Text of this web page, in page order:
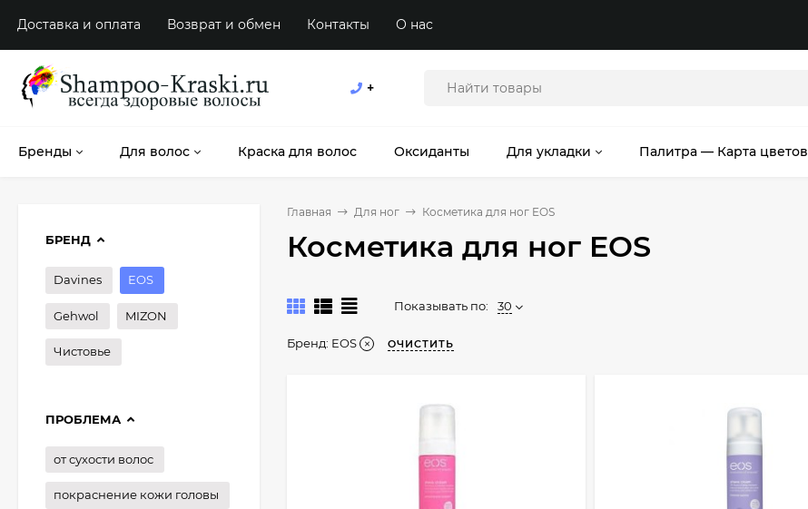
Доставка и оплата Возврат и обмен Контакты О нас
+
Бренды Для волос Краска для волос Оксиданты Для укладки Палитра — Карта цветов
Главная Для ног Косметика для ног EOS
Косметика для ног EOS
Показывать по: 30
Бренд: EOS ОЧИСТИТЬ
БРЕНД
Davines EOS
Gehwol MIZON
Чистовье
ПРОБЛЕМА
от сухости волос
покраснение кожи головы